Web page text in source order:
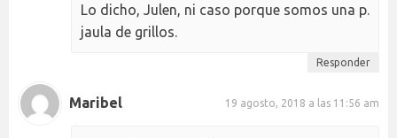
Lo dicho, Julen, ni caso porque somos una p.
jaula de grillos.
Responder
Maribel 19 agosto, 2018 a las 11:56 am